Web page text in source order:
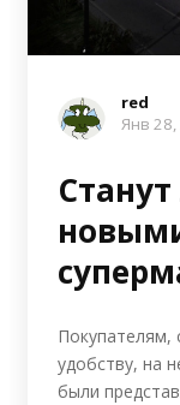
red
Янв
удобству, на
были